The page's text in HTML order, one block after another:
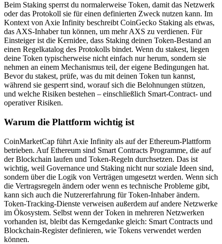
Beim Staking sperrst du normalerweise Token, damit das Netzwerk
oder das Protokoll sie für einen definierten Zweck nutzen kann. Im
Kontext von Axie Infinity beschreibt CoinGecko Staking als etwas,
das AXS-Inhaber tun können, um mehr AXS zu verdienen. Für
Einsteiger ist die Kernidee, dass Staking deinen Token-Bestand an
einen Regelkatalog des Protokolls bindet. Wenn du stakest, liegen
deine Token typischerweise nicht einfach nur herum, sondern sie
nehmen an einem Mechanismus teil, der eigene Bedingungen hat.
Bevor du stakest, prüfe, was du mit deinen Token tun kannst,
während sie gesperrt sind, worauf sich die Belohnungen stützen,
und welche Risiken bestehen – einschließlich Smart-Contract- und
operativer Risiken.
Warum die Plattform wichtig ist
CoinMarketCap führt Axie Infinity als auf der Ethereum-Plattform
betrieben. Auf Ethereum sind Smart Contracts Programme, die auf
der Blockchain laufen und Token-Regeln durchsetzen. Das ist
wichtig, weil Governance und Staking nicht nur soziale Ideen sind,
sondern über die Logik von Verträgen umgesetzt werden. Wenn sich
die Vertragsregeln ändern oder wenn es technische Probleme gibt,
kann sich auch die Nutzererfahrung für Token-Inhaber ändern.
Token-Tracking-Dienste verweisen außerdem auf andere Netzwerke
im Ökosystem. Selbst wenn der Token in mehreren Netzwerken
vorhanden ist, bleibt das Kerngedanke gleich: Smart Contracts und
Blockchain-Register definieren, wie Tokens verwendet werden
können.